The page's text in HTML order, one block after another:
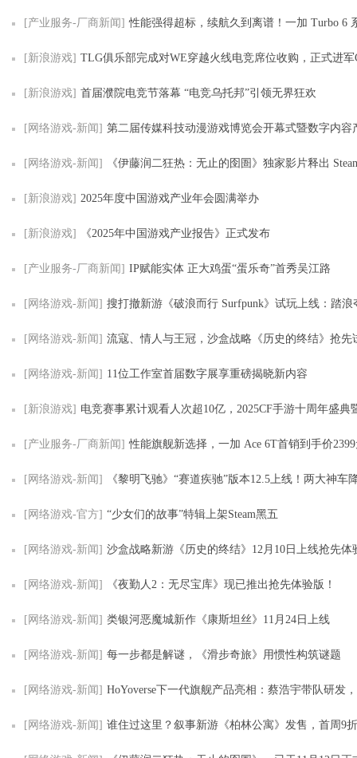
[产业服务-厂商新闻] 性能强得超标，续航久到离谱！一加 Turbo 6 系列首销优惠
[新浪游戏] TLG俱乐部完成对WE穿越火线电竞席位收购，正式进军
[新浪游戏] 首届濮院电竞节落幕 “电竞乌托邦”引领无界狂欢
[网络游戏-新闻] 第二届传媒科技动漫游戏博览会开幕式暨数字内容产业峰会在四
[网络游戏-新闻] 《伊藤润二狂热：无止的囹圄》独家影片释出 Steam冬季特卖限
[新浪游戏] 2025年度中国游戏产业年会圆满举办
[新浪游戏] 《2025年中国游戏产业报告》正式发布
[产业服务-厂商新闻] IP赋能实体 正大鸡蛋“蛋乐奇”首秀吴江路
[网络游戏-新闻] 搜打撤新游《破浪而行 Surfpunk》试玩上线：踏浪夺宝，在海啸来临前
[网络游戏-新闻] 流寇、情人与王冠，沙盒战略《历史的终结》抢先
[网络游戏-新闻] 11位工作室首届数字展享重磅揭晓新内容
[新浪游戏] 电竞赛事累计观看人次超10亿，2025CF手游十周年盛典暨CFML秋季赛
[产业服务-厂商新闻] 性能旗舰新选择，一加 Ace 6T首销到手价
[网络游戏-新闻] 《黎明飞驰》“赛道疾驰”版本12.5上线！两大神车降临，五大传
[网络游戏-官方] “少女们的故事”特辑上架Steam黑五
[网络游戏-新闻] 沙盒战略新游《历史的终结》12月10日上线抢先体
[网络游戏-新闻] 《夜勤人2：无尽宝库》现已推出抢先体验版！
[网络游戏-新闻] 类银河恶魔城新作《康斯坦丝》11月24日上线
[网络游戏-新闻] 每一步都是解谜，《滑步奇旅》用惯性构筑谜题
[网络游戏-新闻] HoYoverse下一代旗舰产品亮相：蔡浩宇带队研发，沉浸式叙
[网络游戏-新闻] 谁住过这里？叙事新游《柏林公寓》发售，首周9折